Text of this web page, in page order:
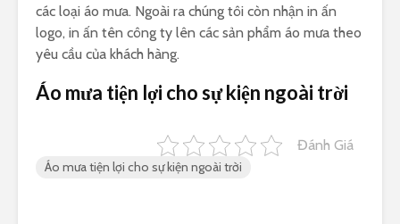
các loại áo mưa. Ngoài ra chúng tôi còn nhận in ấn
logo, in ấn tên công ty lên các sản phẩm áo mưa theo
yêu cầu của khách hàng.
Áo mưa tiện lợi cho sự kiện ngoài trời
Đánh Giá
Áo mưa tiện lợi cho sự kiện ngoài trời